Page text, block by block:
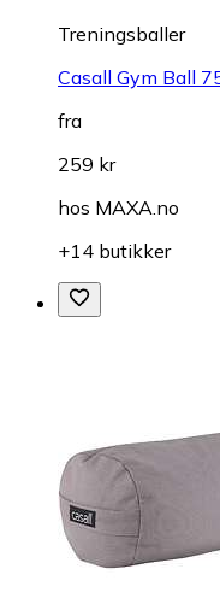
Treningsballer
Casall Gym Ball
fra
259 kr
hos MAXA.no
+14 butikker